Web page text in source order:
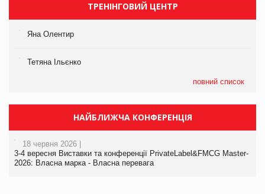
ТРЕНІНГОВИЙ ЦЕНТР
Яна Олентир
Тетяна Ільєнко
повний список
НАЙБЛИЖЧА КОНФЕРЕНЦІЯ
18 червня 2026 |
3-4 вересня Виставки та конференції PrivateLabel&FMCG Master-
2026: Власна марка - Власна перевага